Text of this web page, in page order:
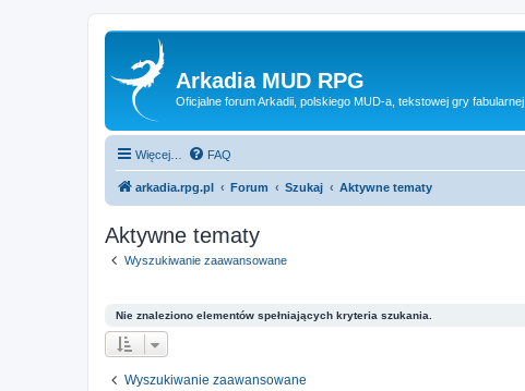
Arkadia MUD RPG
Oficjalne forum Arkadii, polskiego MUD-a, tekstowej gry fabularnej.
Więcej… FAQ
arkadia.rpg.pl Forum Szukaj Aktywne tematy
Aktywne tematy
Wyszukiwanie zaawansowane
Nie znaleziono elementów spełniających kryteria szukania.
Wyszukiwanie zaawansowane